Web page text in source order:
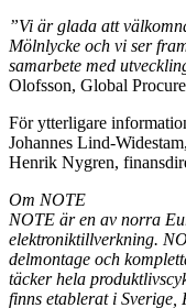
”Vi är glada att
Mölnlycke och vi ser
samarbete med
Olofsson, Global
För ytterligare
Johannes Lind-
Henrik Nygren,
Om NOTE
NOTE är en av norra
elektroniktillverkning.
delmontage och
täcker hela
finns etablerat i